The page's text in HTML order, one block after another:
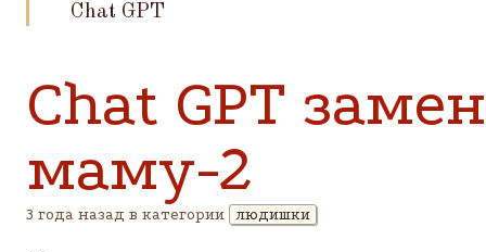
Chat GPT
Chat GPT
маму-2
3 года назад в категории людишки